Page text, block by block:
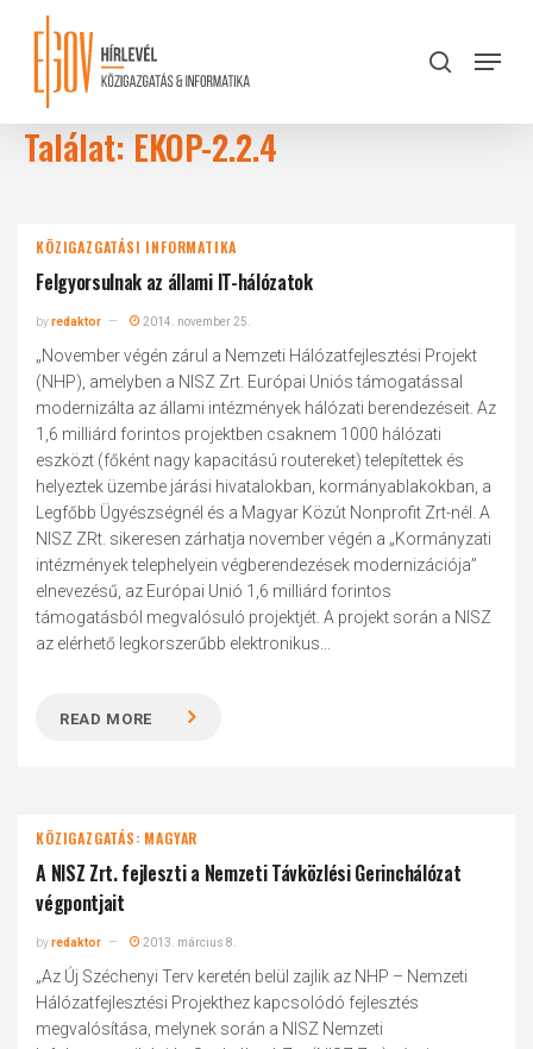
content
search
Menu
Találat: EKOP-2.2.4
KÖZIGAZGATÁSI INFORMATIKA
Felgyorsulnak az állami IT-hálózatok
byredaktor 2014. november 25.
„November végén zárul a Nemzeti Hálózatfejlesztési Projekt
(NHP), amelyben a NISZ Zrt. Európai Uniós támogatással
modernizálta az állami intézmények hálózati berendezéseit. Az
1,6 milliárd forintos projektben csaknem 1000 hálózati
eszközt (főként nagy kapacitású routereket) telepítettek és
helyeztek üzembe járási hivatalokban, kormányablakokban, a
Legfőbb Ügyészségnél és a Magyar Közút Nonprofit Zrt-nél. A
NISZ ZRt. sikeresen zárhatja november végén a „Kormányzati
intézmények telephelyein végberendezések modernizációja”
elnevezésű, az Európai Unió 1,6 milliárd forintos
támogatásból megvalósuló projektjét. A projekt során a NISZ
az elérhető legkorszerűbb elektronikus...
READ MORE
KÖZIGAZGATÁS: MAGYAR
A NISZ Zrt. fejleszti a Nemzeti Távközlési Gerinchálózat
végpontjait
byredaktor 2013. március 8.
„Az Új Széchenyi Terv keretén belül zajlik az NHP – Nemzeti
Hálózatfejlesztési Projekthez kapcsolódó fejlesztés
megvalósítása, melynek során a NISZ Nemzeti
Close